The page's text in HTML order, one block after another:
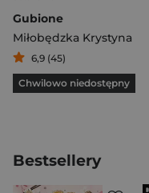
Gubione
Miłobędzka Krystyna
6,9 (45)
Chwilowo niedostępny
Bestsellery